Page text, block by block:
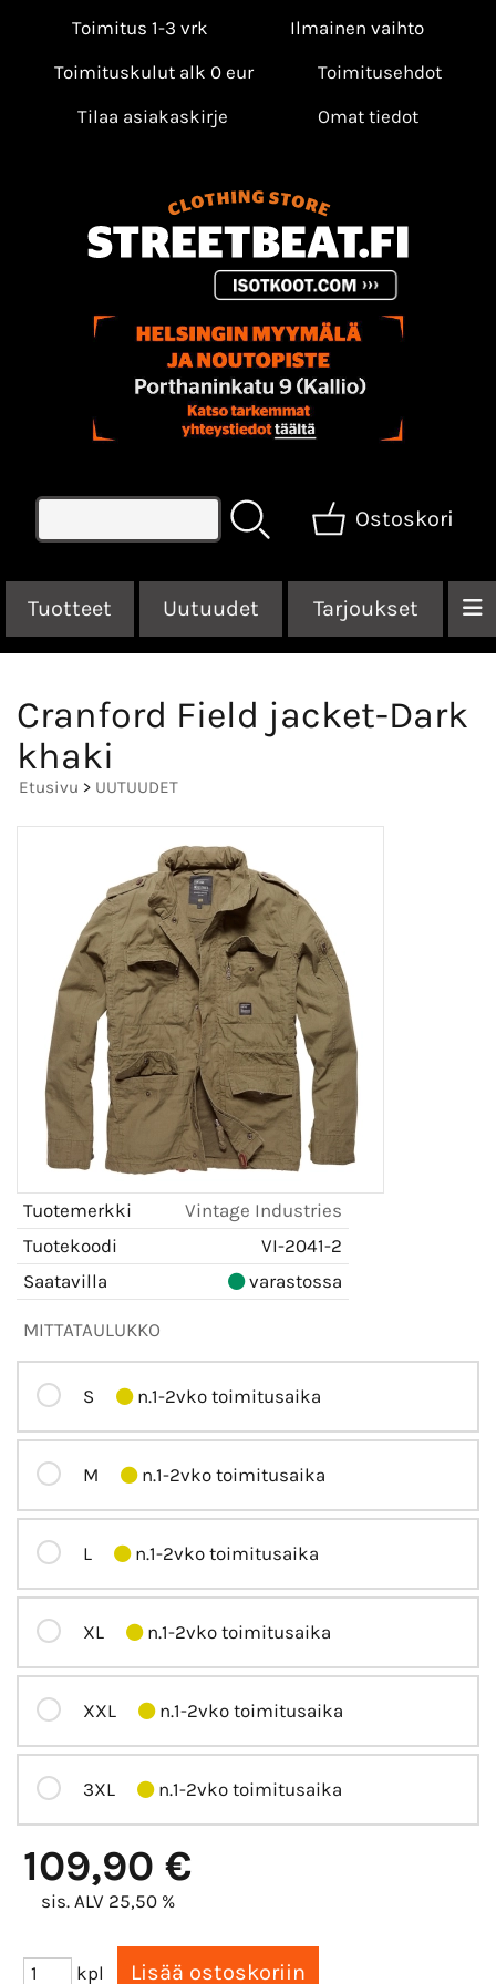
Toimitus 1-3 vrk
Ilmainen vaihto
Toimituskulut alk 0 eur
Toimitusehdot
Tilaa asiakaskirje
Omat tiedot
Ostoskori
Tuotteet Uutuudet Tarjoukset
Cranford Field jacket-Dark
khaki
Etusivu > UUTUUDET
Tuotemerkki
Vintage Industries
Tuotekoodi
VI-2041-2
Saatavilla
varastossa
MITTATAULUKKO
S n.1-2vko toimitusaika
M n.1-2vko toimitusaika
L n.1-2vko toimitusaika
XL n.1-2vko toimitusaika
XXL n.1-2vko toimitusaika
3XL n.1-2vko toimitusaika
109,90 €
sis. ALV 25,50 %
kpl